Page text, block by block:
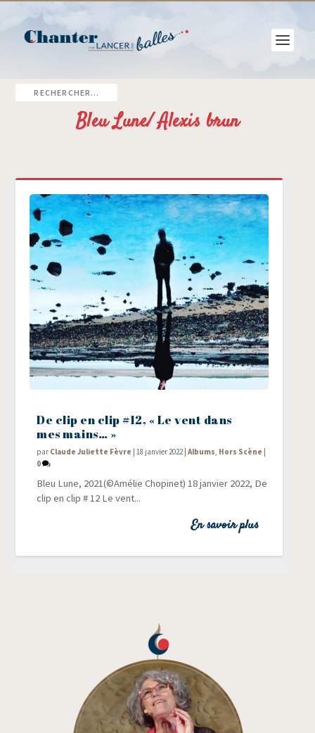
Bleu Lune/ Alexis brun
De clip en clip #12, « Le vent dans
mes mains… »
par Claude Juliette Fèvre | 18 janvier 2022 |Albums Hors Scène |
0
Bleu Lune, 2021(©Amélie Chopinet) 18 jan­vier 2022, De
clip en clip # 12 Le vent...
En savoir plus